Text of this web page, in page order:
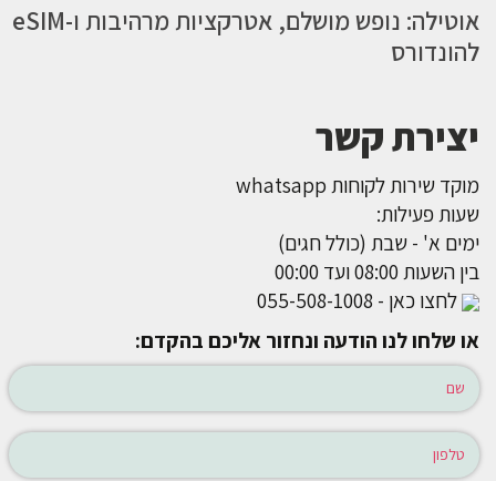
אוטילה: נופש מושלם, אטרקציות מרהיבות ו-eSIM
להונדורס
יצירת קשר
מוקד שירות לקוחות whatsapp
שעות פעילות:
ימים א' - שבת (כולל חגים)
בין השעות 08:00 ועד 00:00
לחצו כאן - 055-508-1008
או שלחו לנו הודעה ונחזור אליכם בהקדם: